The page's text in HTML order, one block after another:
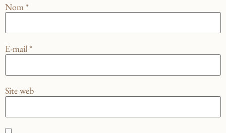
Nom*
E-mail*
Site web